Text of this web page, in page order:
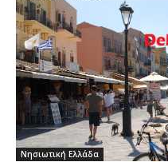
Νησιωτική Ελλάδα